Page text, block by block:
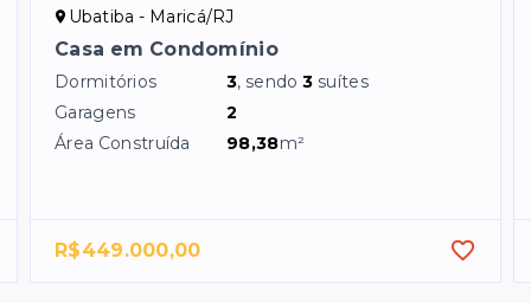
Ubatiba - Maricá/RJ
Casa em Condomínio
Dormitórios 3, sendo3 suítes
Garagens
2
Área Construída
98,38m²
R$449.000,00